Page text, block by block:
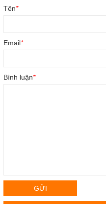
Tên*
Email*
Bình luận*
GỬI